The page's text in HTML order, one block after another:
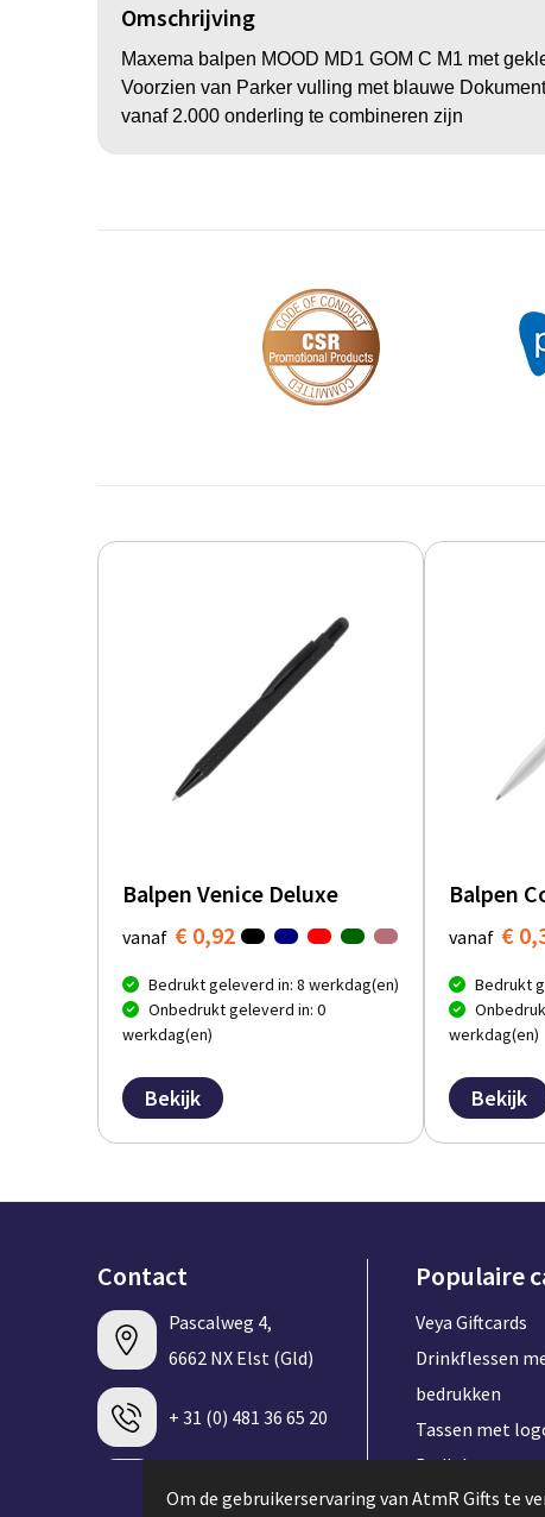
Omschrijving
Maxema balpen MOOD MD1 GOM C M1 met
Voorzien van Parker vulling met blauwe
vanaf 2.000 onderling te combineren zijn
Balpen Venice Deluxe
vanaf € 0,92
Bedrukt geleverd in: 8 werkdag(en)
Onbedrukt geleverd in: 0
werkdag(en)
Bekijk
Balpen
vanaf €
Bedrukt
werkdag(en)
Bekijk
Contact
Pascalweg 4,
6662 NX Elst (Gld)
+ 31 (0) 481 36 65 20
info@atmrgifts.nl
Populaire
Veya Giftcards
Drinkflessen
bedrukken
Tassen met
Badlakens met
bedrukken
Om de gebruikerservaring van AtmR Gifts te